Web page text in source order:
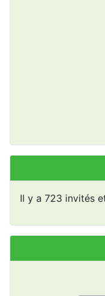
Il y a 723 invités